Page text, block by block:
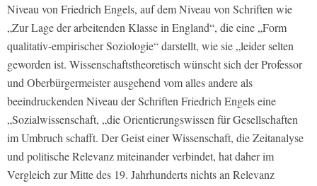
Niveau von Friedrich Engels, auf dem Niveau von Schriften wie
„Zur Lage der arbeitenden Klasse in England“, die eine „Form
qualitativ-empirischer Soziologie“ darstellt, wie sie „leider selten
geworden ist. Wissenschaftstheoretisch wünscht sich der Professor
und Oberbürgermeister ausgehend vom alles andere als
beeindruckenden Niveau der Schriften Friedrich Engels eine
„Sozialwissenschaft, „die Orientierungswissen für Gesellschaften
im Umbruch schafft. Der Geist einer Wissenschaft, die Zeitanalyse
und politische Relevanz miteinander verbindet, hat daher im
Vergleich zur Mitte des 19. Jahrhunderts nichts an Relevanz